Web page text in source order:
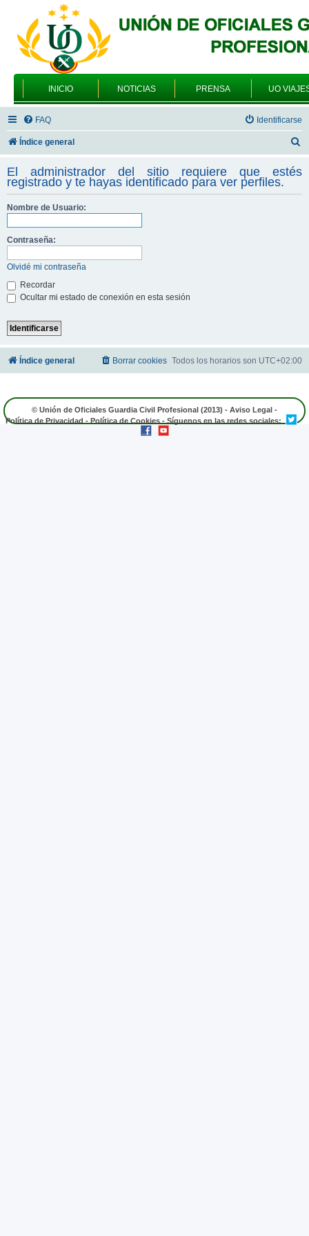
INICIO NOTICIAS PRENSA UO
FAQ Identificarse
Índice general
s
c
El administrador del sitio requiere que estés
registrado y te hayas identificado para ver perfiles.
Nombre de Usuario:
Contraseña:
Olvidé mi contraseña
Recordar
Ocultar mi estado de conexión en esta sesión
Índice general Todos los horarios son UTC+02:00
Borrar cookies
© Unión de Oficiales Guardia Civil Profesional (2013) - Aviso Legal -
Política de Privacidad - Política de Cookies - Síguenos en las redes sociales: